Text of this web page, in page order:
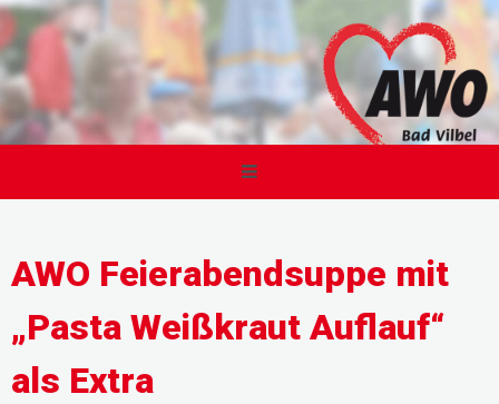
AWO Feierabendsuppe mit
„Pasta Weißkraut Auflauf“
als Extra